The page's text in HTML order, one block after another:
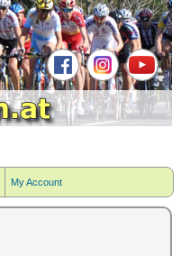
My Account